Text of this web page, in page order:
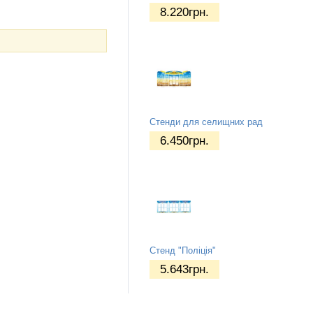
8.220грн.
Стенди для селищних рад
6.450грн.
Стенд "Поліція"
5.643грн.